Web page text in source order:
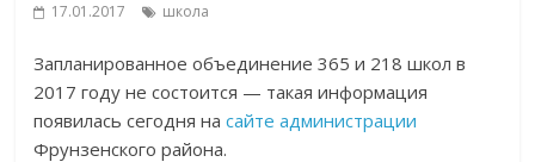
17.01.2017 школа
Запланированное объединение 365 и 218 школ в
2017 году не состоится — такая информация
появилась сегодня насайте администрации
Фрунзенского района.